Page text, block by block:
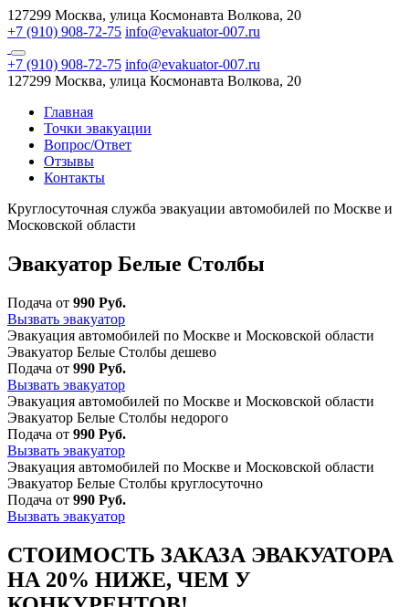
127299 Москва, улица Космонавта Волкова, 20
+7 (910) 908-72-75 info@evakuator-007.ru
+7 (910) 908-72-75 info@evakuator-007.ru
127299 Москва, улица Космонавта Волкова, 20
Главная
Точки эвакуации
Вопрос/Ответ
Отзывы
Контакты
Круглосуточная служба эвакуации автомобилей по Москве и
Московской области
Эвакуатор Белые Столбы
Подача от 990 Руб.
Вызвать эвакуатор
Эвакуация автомобилей по Москве и Московской области
Эвакуатор Белые Столбы дешево
Подача от 990 Руб.
Вызвать эвакуатор
Эвакуация автомобилей по Москве и Московской области
Эвакуатор Белые Столбы недорого
Подача от 990 Руб.
Вызвать эвакуатор
Эвакуация автомобилей по Москве и Московской области
Эвакуатор Белые Столбы круглосуточно
Подача от 990 Руб.
Вызвать эвакуатор
СТОИМОСТЬ ЗАКАЗА ЭВАКУАТОРА
НА 20% НИЖЕ, ЧЕМ У